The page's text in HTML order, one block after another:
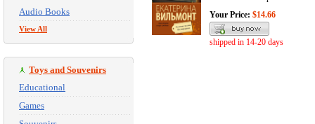
Audio Books
View All
Toys and Souvenirs
Educational
Games
Your Price: $14.66
shipped in 14-20 days